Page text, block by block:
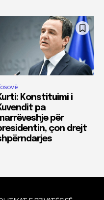
Konstituimi i
pa
për
çon drejt